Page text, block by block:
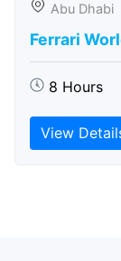
Abu Dhabi
Ferrari
8 Hours
View